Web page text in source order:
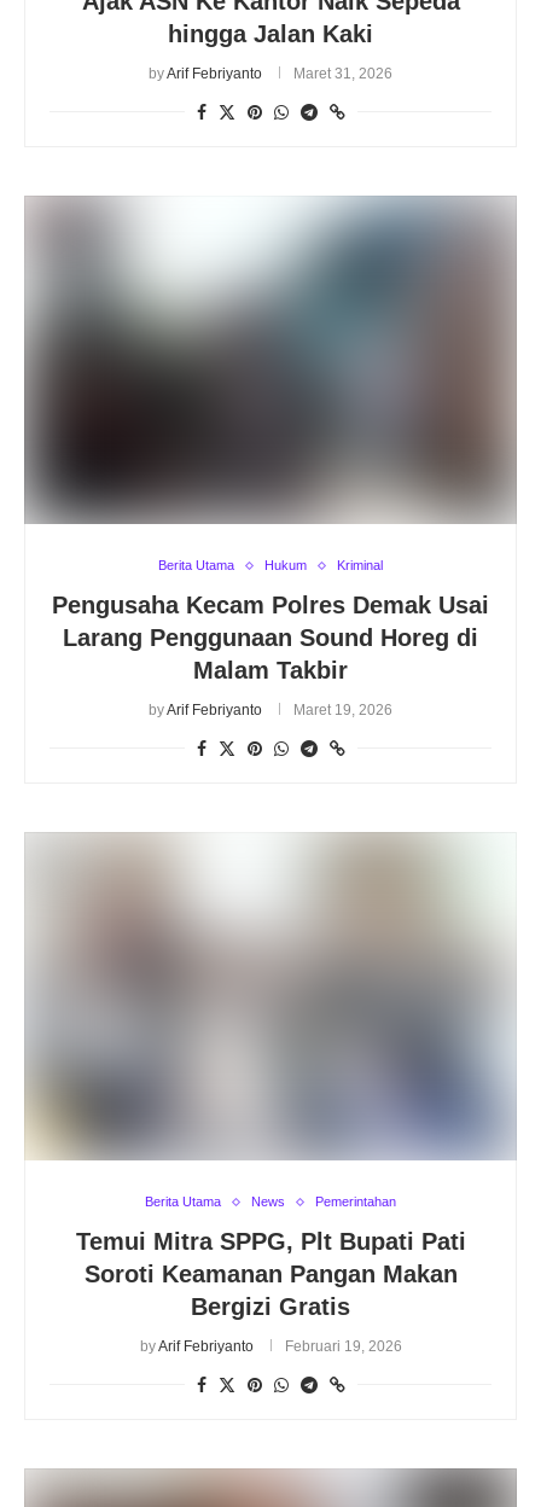
hingga Jalan Kaki
byArif Febriyanto Maret 31, 2026
Berita Utama Hukum Kriminal
Pengusaha Kecam Polres Demak Usai
Larang Penggunaan Sound Horeg di
Malam Takbir
byArif Febriyanto Maret 19, 2026
Berita Utama News Pemerintahan
Temui Mitra SPPG, Plt Bupati Pati
Soroti Keamanan Pangan Makan
Bergizi Gratis
byArif Febriyanto Februari 19, 2026